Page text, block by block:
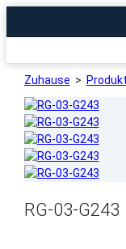
Zuhause >
RG-03-G243